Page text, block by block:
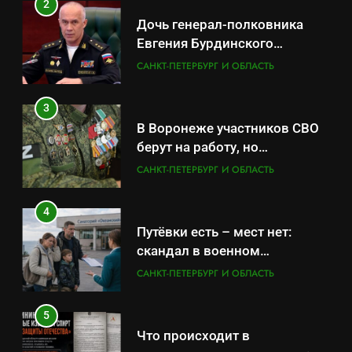
удержаться удаётся не всем
САНКТ-ПЕТЕРБУРГ И ОБЛАСТЬ
4
санатории Владивостока
САНКТ-ПЕТЕРБУРГ И ОБЛАСТЬ
5
военные изымают спирт «для
защиты Отечества»
САНКТ-ПЕТЕРБУРГ И ОБЛАСТЬ
6
скрывает российский ВМФ
САНКТ-ПЕТЕРБУРГ И ОБЛАСТЬ
2
Дочь генерал-полковника
Евгения Бурдинского
оказывает платные услуги по
САНКТ-ПЕТЕРБУРГ И ОБЛАСТЬ
3
В Воронеже участников СВО
берут на работу, но
удержаться удаётся не всем
САНКТ-ПЕТЕРБУРГ И ОБЛАСТЬ
4
Путёвки есть – мест нет:
скандал в военном
санатории Владивостока
САНКТ-ПЕТЕРБУРГ И ОБЛАСТЬ
5
Что происходит в